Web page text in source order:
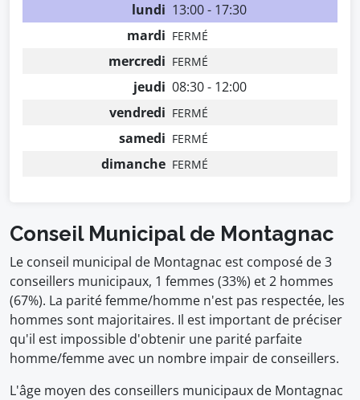
lundi 13:00 - 17:30
mardi FERMÉ
mercredi FERMÉ
jeudi 08:30 - 12:00
vendredi FERMÉ
samedi FERMÉ
dimanche FERMÉ
Conseil Municipal de Montagnac
Le conseil municipal de Montagnac est composé de 3
conseillers municipaux, 1 femmes (33%) et 2 hommes
(67%). La parité femme/homme n'est pas respectée, les
hommes sont majoritaires. Il est important de préciser
qu'il est impossible d'obtenir une parité parfaite
homme/femme avec un nombre impair de conseillers.
L'âge moyen des conseillers municipaux de Montagnac